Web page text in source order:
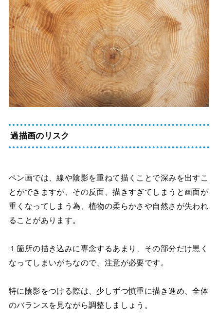
過描画のリスク
ペン画では、線や陰影を重ねて描くことで深みを出すこ
とができますが、その反面、描きすぎてしまうと画面が
重くなってしまう為、植物の柔らかさや自然さが失われ
ることがあります。
１箇所の描き込みに専念するあまり、その部分だけ黒く
なってしまいがちなので、注意が必要です。
特に陰影をつける際は、少しずつ慎重に描き進め、全体
のバランスを見ながら調整しましょう。